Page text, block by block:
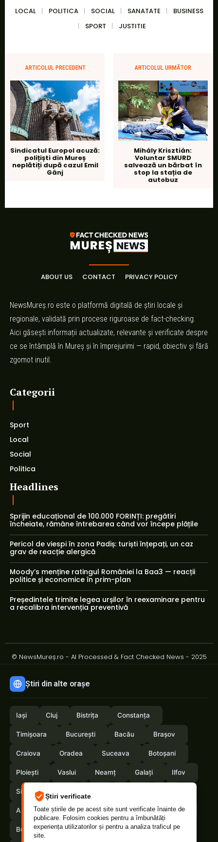
Știri verificate
Toate știrile de pe acest site sunt verificate înainte de
publicare. Folosim cookies pentru a îmbunătăți
experiența utilizatorilor și pentru a analiza traficul pe
site.
LOCAL POLITICA SOCIAL SANATATE
BUSINESS
SPORT
JUSTITIE
ARTICOLUL PRECEDENT
Sindicatul Europol acuză:
polițiști din Mureș
neplătiți după cazul Emil
Gânj
ARTICOLUL URMĂTOR
Mihály Krisztián:
Voluntar SMURD
salvează un bărbat în
stop la stația de
autobuz
ABOUT US CONTACT PRIVACY POLICY
NewsMureș.ro este o platformă digitală de știri locale și
regionale, validată prin procese riguroase de fact-checking.
Aici găsești informații actualizate, relevante și verificate despre
ce se întâmplă în Mureș și în împrejurimi — rapid, obiectiv și fără
zgomot inutil.
Categorii
Sport
Local
Social
Politica
Headlines
Sprijin educațional de 100.000 FORINȚI: pregătiri
încheiate, rămâne întrebarea când vor începe plățile
Pericol de viespi în zona Padiș: turiști înțepați, un caz
grav de reacție alergică
Moody’s menține ratingul României la Baa3 — reacții
politice și economice în prim-plan
Președintele trimite legea urșilor în reexaminare pentru
a recalibra intervenția preventivă
© NewsMureș.ro - AI Processed & Fact Checked News - 2025
Știri din alte orașe
Iași Cluj Bistrița Constanța
Timișoara București Bacău Brașov
Craiova Oradea Suceava Botoșani
Ploiești Vaslui Neamț Galați Ilfov
Sibiu
Arges Maramures Vrancea Satumare
Buzau Braila Calarasi Caras-Severin